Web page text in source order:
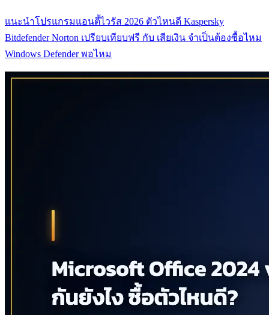
แนะนำโปรแกรมแอนตี้ไวรัส 2026 ตัวไหนดี Kaspersky
Bitdefender Norton เปรียบเทียบฟรี กับ เสียเงิน จำเป็นต้องซื้อไหม
Windows Defender พอไหม